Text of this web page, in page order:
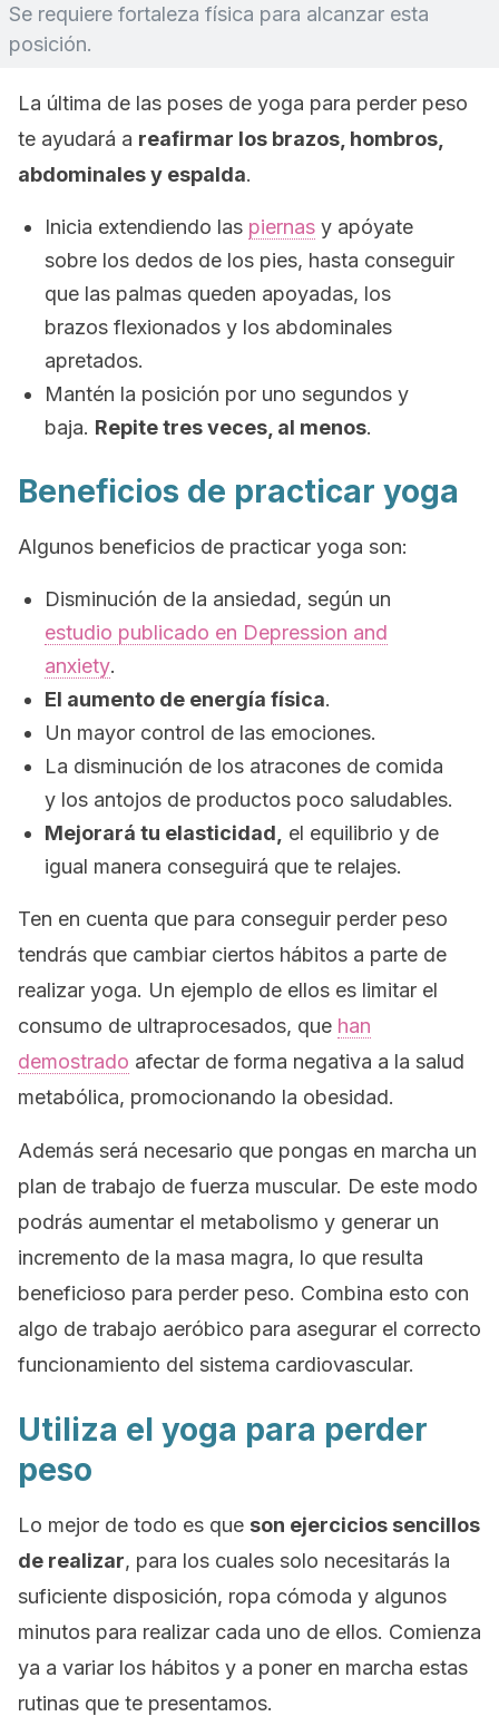
Se requiere fortaleza física para alcanzar esta
posición.
La última de las poses de yoga para perder peso
te ayudará a reafirmar los brazos, hombros,
abdominales y espalda.
Inicia extendiendo las piernas y apóyate
sobre los dedos de los pies, hasta conseguir
que las palmas queden apoyadas, los
brazos flexionados y los abdominales
apretados.
Mantén la posición por uno segundos y
baja. Repite tres veces, al menos.
Beneficios de practicar yoga
Algunos beneficios de practicar yoga son:
Disminución de la ansiedad, según un
estudio publicado en Depression and
anxiety.
El aumento de energía física.
Un mayor control de las emociones.
La disminución de los atracones de comida
y los antojos de productos poco saludables.
Mejorará tu elasticidad,
el equilibrio y de
igual manera conseguirá que te relajes.
Ten en cuenta que para conseguir perder peso
tendrás que cambiar ciertos hábitos a parte de
realizar yoga. Un ejemplo de ellos es limitar el
consumo de ultraprocesados, que han
demostrado afectar de forma negativa a la salud
metabólica, promocionando la obesidad.
Además será necesario que pongas en marcha un
plan de trabajo de fuerza muscular. De este modo
podrás aumentar el metabolismo y generar un
incremento de la masa magra, lo que resulta
beneficioso para perder peso. Combina esto con
algo de trabajo aeróbico para asegurar el correcto
funcionamiento del sistema cardiovascular.
Utiliza el yoga para perder
peso
Lo mejor de todo es que son ejercicios sencillos
de realizar, para los cuales solo necesitarás la
suficiente disposición, ropa cómoda y algunos
minutos para realizar cada uno de ellos. Comienza
ya a variar los hábitos y a poner en marcha estas
rutinas que te presentamos.